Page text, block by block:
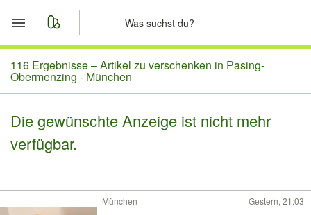
Start
Merkliste
Nachrichten
116 Ergebnisse –Artikel zu verschenken in Pasing-
Obermenzing - München
Die gewünschte Anzeige ist nicht mehr
verfügbar.
München Gestern, 21:03